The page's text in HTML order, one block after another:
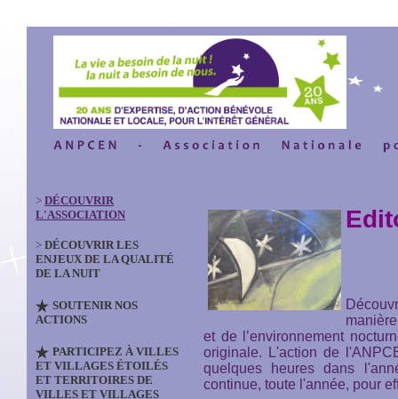
> DÉCOUVRIR
L'ASSOCIATION
> DÉCOUVRIR LES
ENJEUX DE LA QUALITÉ
DE LA NUIT
SOUTENIR NOS
ACTIONS
PARTICIPEZ À VILLES
ET VILLAGES ÉTOILÉS
ET TERRITOIRES DE
VILLES ET VILLAGES
et de l’environnement
originale. L'action de
quelques heures dans
continue, toute l'année, pour